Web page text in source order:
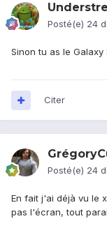
Posté(e) 24
Sinon tu as le
Citer
Posté(e) 24
En fait j'ai déjà vu le
pas l'écran, tout